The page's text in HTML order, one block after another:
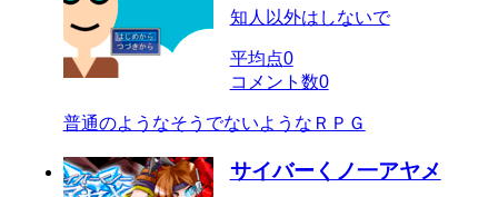
知人以外はしないで
平均点0
コメント数0
普通のようなそうでないようなＲＰＧ
サイバーくノ一アヤメ